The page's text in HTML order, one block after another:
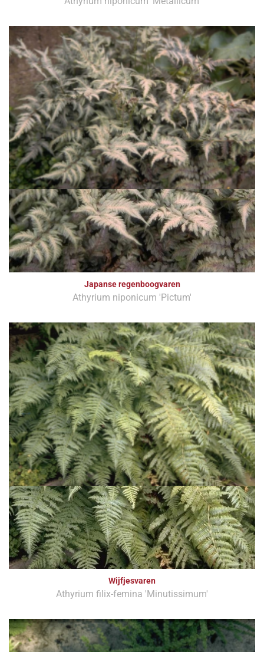
Japanse regenboogvaren
Athyrium niponicum 'Pictum'
Wijfjesvaren
Athyrium filix-femina 'Minutissimum'